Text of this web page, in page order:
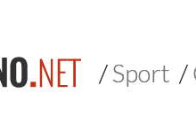
Sport